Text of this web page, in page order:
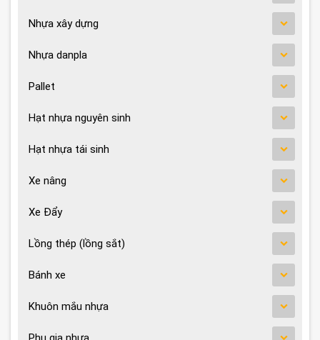
Nhựa xây dựng
Nhựa danpla
Pallet
Hạt nhựa nguyên sinh
Hạt nhựa tái sinh
Xe nâng
Xe Đẩy
Lồng thép (lồng sắt)
Bánh xe
Khuôn mắu nhựa